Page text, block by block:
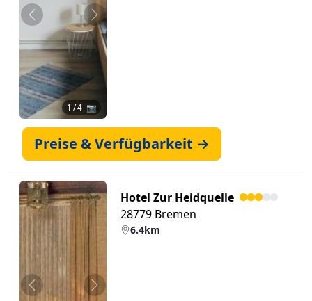
Zurück Weiter
1 / 4 📷
Preise & Verfügbarkeit →
Zurück Weiter
Hotel Zur Heidquelle
28779 Bremen
6.4km